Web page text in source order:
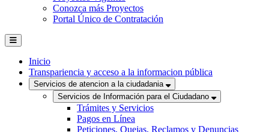
Conozca más Proyectos
Portal Único de Contratación
Inicio
Transpariencia y acceso a la informacion pública
Servicios de atencion a la ciudadania
Servicios de Información para el Ciudadano
Trámites y Servicios
Pagos en Línea
Peticiones, Quejas, Reclamos y Denuncias